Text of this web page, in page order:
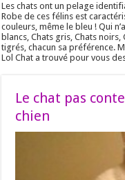
Les chats ont un pelage
Robe de ces félins est
couleurs, même le bleu ! Qui
blancs, Chats gris, Chats
tigrés, chacun sa préférence.
Lol Chat a trouvé pour vous
Le chat pas
chien